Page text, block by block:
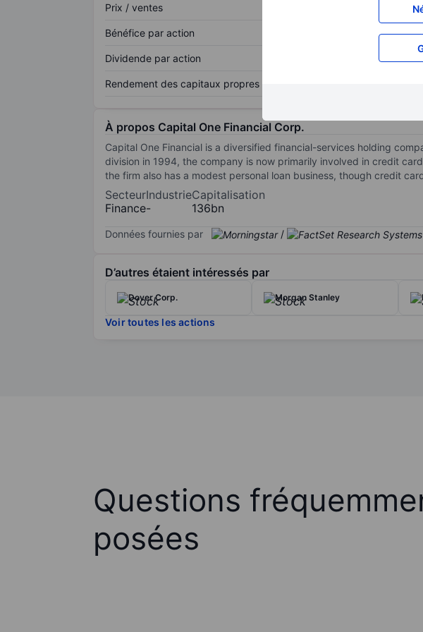
Prix / ventes
Bénéfice par action
Dividende par action
Rendement des capitaux propres
À propos Capital One Financial Corp.
Capital One Financial is a diversified financial-services holding
division in 1994, the company is now primarily involved in credit
the firm also has a modest personal loan business, though credit
Secteur
Finance
Industrie
-
Capitalisation
136bn
Données fournies par /
D’autres étaient intéressés par
Dover Corp. Morgan Stanley
Voir toutes les actions
Questions
posées